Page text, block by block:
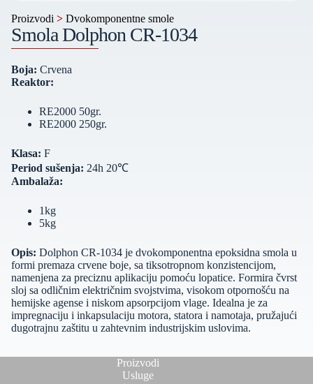
Proizvodi > Dvokomponentne smole
Smola Dolphon CR-1034
Boja: Crvena
Reaktor:
RE2000 50gr.
RE2000 250gr.
Klasa: F
Period sušenja: 24h 20℃
Ambalaža:
1kg
5kg
Opis: Dolphon CR‑1034 je dvokomponentna epoksidna smola u
formi premaza crvene boje, sa tiksotropnom konzistencijom,
namenjena za preciznu aplikaciju pomoću lopatice. Formira čvrst
sloj sa odličnim električnim svojstvima, visokom otpornošću na
hemijske agense i niskom apsorpcijom vlage. Idealna je za
impregnaciju i inkapsulaciju motora, statora i namotaja, pružajući
dugotrajnu zaštitu u zahtevnim industrijskim uslovima.
Proizvodi
Usluge